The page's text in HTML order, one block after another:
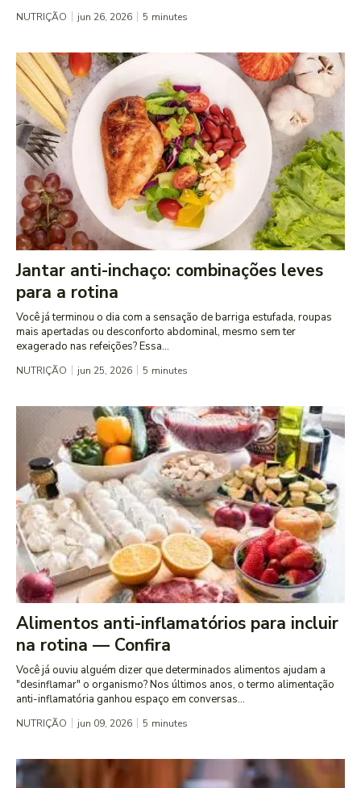
NUTRIÇÃO jun 26, 2026 5 minutes
Jantar anti-inchaço: combinações leves
para a rotina
Você já terminou o dia com a sensação de barriga estufada, roupas
mais apertadas ou desconforto abdominal, mesmo sem ter
exagerado nas refeições? Essa...
NUTRIÇÃO jun 25, 2026 5 minutes
Alimentos anti-inflamatórios para incluir
na rotina — Confira
Você já ouviu alguém dizer que determinados alimentos ajudam a
"desinflamar" o organismo? Nos últimos anos, o termo alimentação
anti-inflamatória ganhou espaço em conversas...
NUTRIÇÃO jun 09, 2026 5 minutes